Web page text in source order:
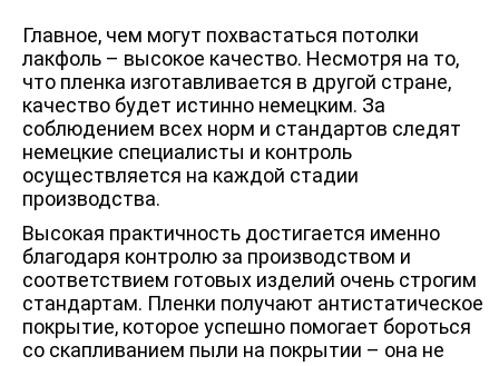
Главное, чем могут похвастаться потолки
лакфоль – высокое качество. Несмотря на то,
что пленка изготавливается в другой стране,
качество будет истинно немецким. За
соблюдением всех норм и стандартов следят
немецкие специалисты и контроль
осуществляется на каждой стадии
производства.
Высокая практичность достигается именно
благодаря контролю за производством и
соответствием готовых изделий очень строгим
стандартам. Пленки получают антистатическое
покрытие, которое успешно помогает бороться
со скапливанием пыли на покрытии – она не